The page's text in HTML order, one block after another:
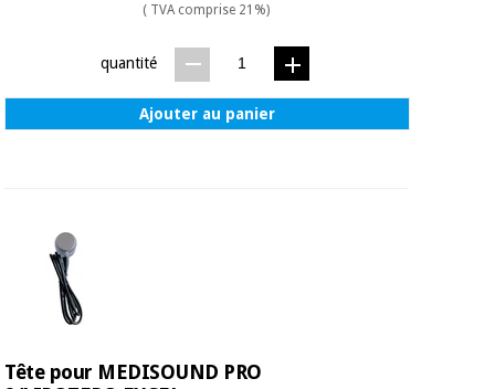
( TVA comprise 21%)
quantité
Ajouter au panier
Tête pour MEDISOUND PRO